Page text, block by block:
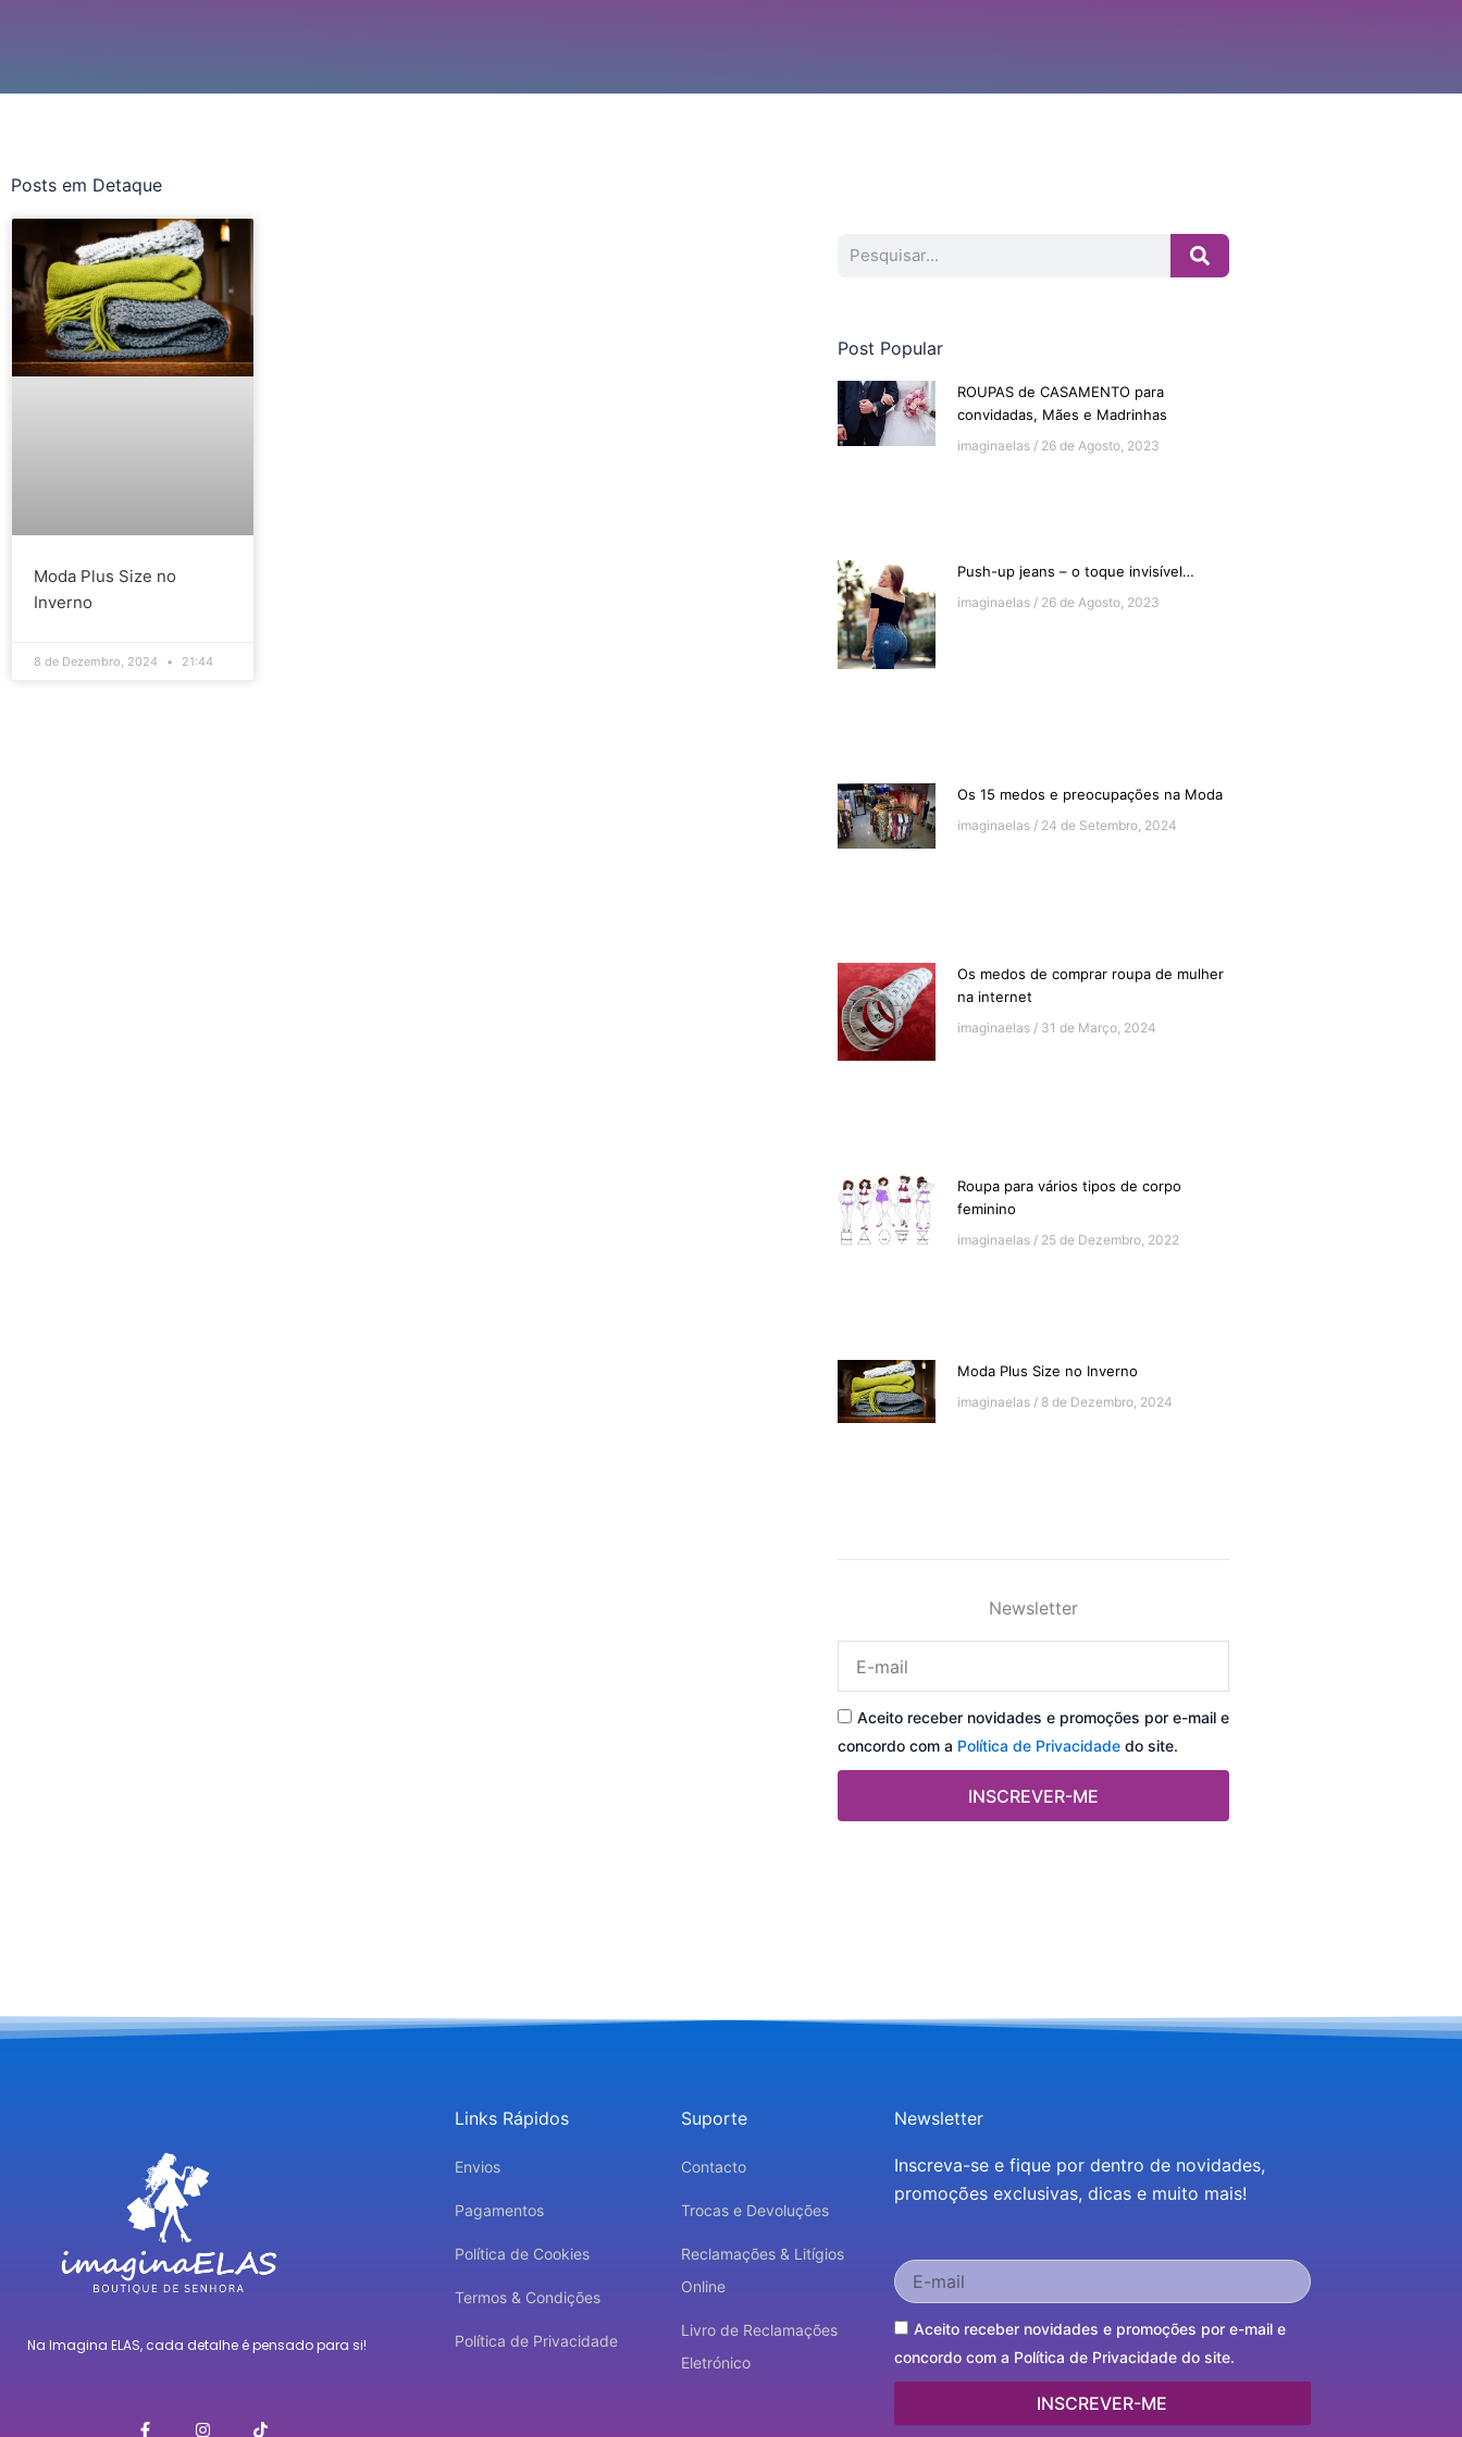
Posts em Detaque
Moda Plus Size no
Inverno
8 de Dezembro, 2024 21:44
Post Popular
ROUPAS de CASAMENTO para
convidadas, Mães e Madrinhas
imaginaelas 26 de Agosto, 2023
Push-up jeans – o toque invisível…
imaginaelas 26 de Agosto, 2023
Os 15 medos e preocupações na Moda
imaginaelas 24 de Setembro, 2024
Os medos de comprar roupa de mulher
na internet
imaginaelas 31 de Março, 2024
Roupa para vários tipos de corpo
feminino
imaginaelas 25 de Dezembro, 2022
Moda Plus Size no Inverno
imaginaelas 8 de Dezembro, 2024
Newsletter
Aceito receber novidades e promoções por e-mail e
concordo com a Política de Privacidade do site.
INSCREVER-ME
Na Imagina ELAS, cada detalhe é pensado para si!
F I T
Links Rápidos
Envios
Pagamentos
Política de Cookies
Termos & Condições
Política de Privacidade
Suporte
Contacto
Trocas e Devoluções
Reclamações & Litígios
Online
Livro de Reclamações
Eletrónico
Newsletter
Inscreva-se e fique por dentro de novidades,
promoções exclusivas, dicas e muito mais!
Aceito receber novidades e promoções por e-mail e
concordo com a Política de Privacidade do site.
INSCREVER-ME